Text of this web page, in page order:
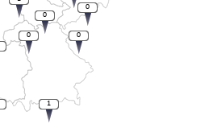
0
0
0
0
1